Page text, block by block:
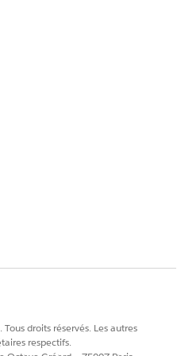
VOTRE PROBLÈME ?
pouvons améliorer !
droits réservés. Les autres
respectifs.